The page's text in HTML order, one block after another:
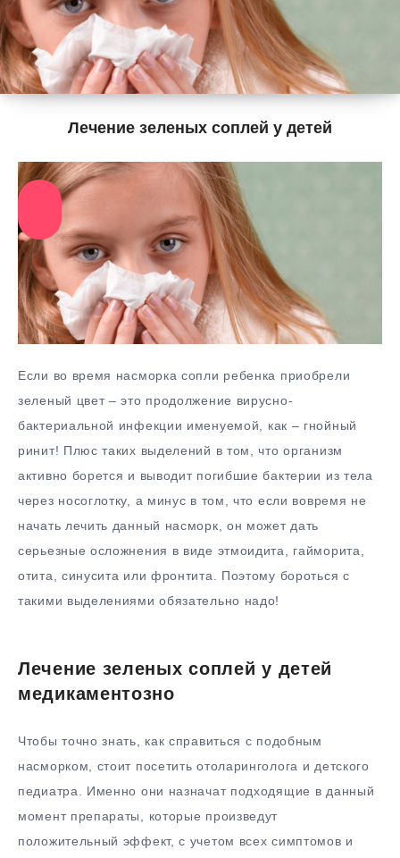
Лечение зеленых соплей у детей
Если во время насморка сопли ребенка приобрели
зеленый цвет – это продолжение вирусно-
бактериальной инфекции именуемой, как – гнойный
ринит! Плюс таких выделений в том, что организм
активно борется и выводит погибшие бактерии из тела
через носоглотку, а минус в том, что если вовремя не
начать лечить данный насморк, он может дать
серьезные осложнения в виде этмоидита, гайморита,
отита, синусита или фронтита. Поэтому бороться с
такими выделениями обязательно надо!
Лечение зеленых соплей у детей
медикаментозно
Чтобы точно знать, как справиться с подобным
насморком, стоит посетить отоларинголога и детского
педиатра. Именно они назначат подходящие в данный
момент препараты, которые произведут
положительный эффект, с учетом всех симптомов и